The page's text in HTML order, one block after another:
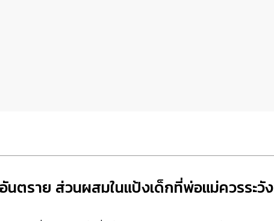
นตราย ส่วนผสมในแป้งเด็กที่พ่อแม่ควรระวัง